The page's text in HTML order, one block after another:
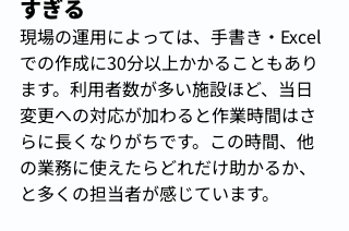
すぎる
現場の運用によっては、手書き・Excel
での作成に30分以上かかることもあり
ます。利用者数が多い施設ほど、当日
変更への対応が加わると作業時間はさ
らに長くなりがちです。この時間、他
の業務に使えたらどれだけ助かるか、
と多くの担当者が感じています。